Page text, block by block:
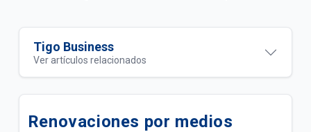
Tigo Business
Ver artículos relacionados
Agencias con Atención Coorporativa (B2B) |
Renovaciones por medios